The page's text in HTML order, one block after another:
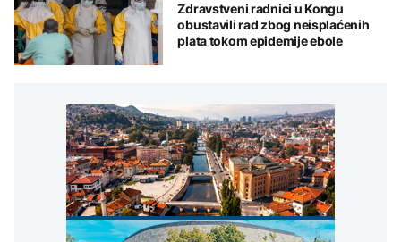
Zdravstveni radnici u Kongu
obustavili rad zbog neisplaćenih
plata tokom epidemije ebole